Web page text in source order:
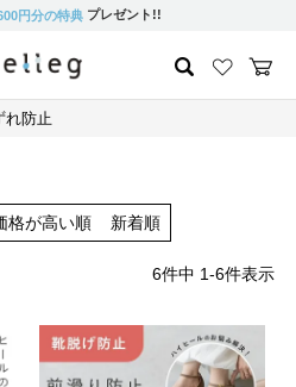
円分の特典 プレゼント!!
れ防止
格が高い順 新着順
6件中 1-6件表示